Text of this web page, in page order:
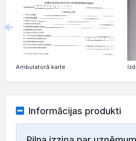
Ambulatorā karte
Informācijas produkti